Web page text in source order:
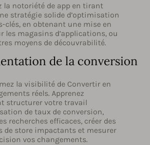
la notoriété de app en tirant
stratégie solide d’optimisation
clés, en obtenant une mise en
les magasins d’applications, ou
moyens de découvrabilité.
de la conversion
la visibilité de Convertir en
réels. Apprenez
structurer votre travail
de taux de conversion,
recherches efficaces, créer des
de store impactants et mesurer
vos changements.